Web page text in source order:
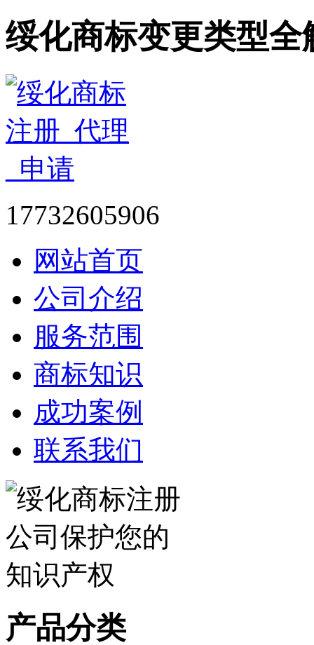
绥化商标变更类型全
17732605906
网站首页
公司介绍
服务范围
商标知识
成功案例
联系我们
产品分类